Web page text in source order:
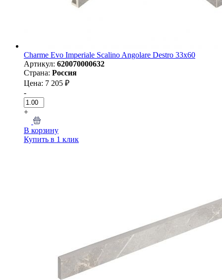
Charme Evo Imperiale Scalino Angolare Destro 33х60
Артикул: 620070000632
Страна: Россия
Цена: 7 205 ₽
-
+
В корзину
Купить в 1 клик